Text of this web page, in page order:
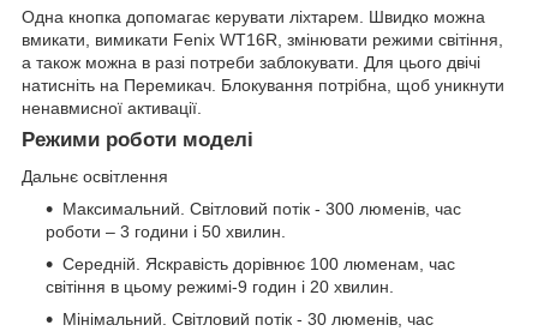
Одна кнопка допомагає керувати ліхтарем. Швидко можна
вмикати, вимикати Fenix WT16R, змінювати режими світіння,
а також можна в разі потреби заблокувати. Для цього двічі
натисніть на Перемикач. Блокування потрібна, щоб уникнути
ненавмисної активації.
Режими роботи моделі
Дальнє освітлення
Максимальний. Світловий потік - 300 люменів, час
роботи – 3 години і 50 хвилин.
Середній. Яскравість дорівнює 100 люменам, час
світіння в цьому режимі-9 годин і 20 хвилин.
Мінімальний. Світловий потік - 30 люменів, час